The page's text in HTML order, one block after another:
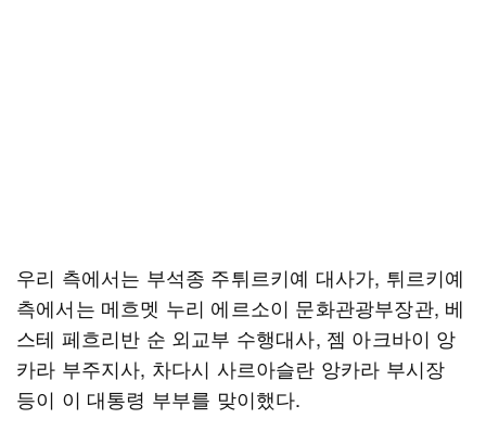
우리 측에서는 부석종 주튀르키예 대사가, 튀르키예
측에서는 메흐멧 누리 에르소이 문화관광부장관, 베
스테 페흐리반 순 외교부 수행대사, 젬 아크바이 앙
카라 부주지사, 차다시 사르아슬란 앙카라 부시장
등이 이 대통령 부부를 맞이했다.